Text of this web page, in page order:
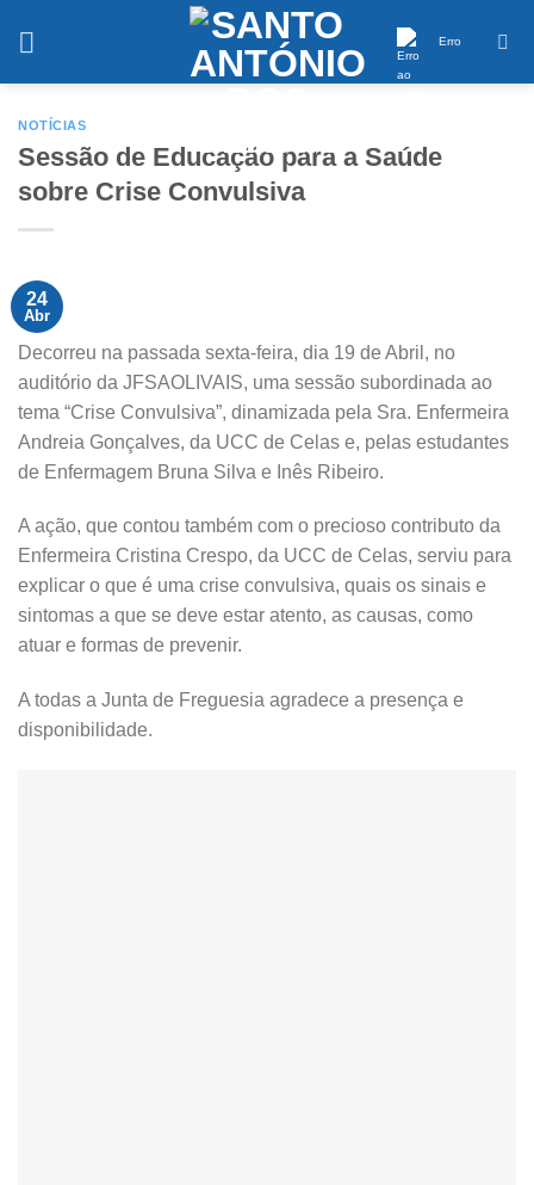
Erro
NOTÍCIAS
Sessão de Educação para a Saúde
sobre Crise Convulsiva
24
Abr
Decorreu na passada sexta-feira, dia 19 de Abril, no
auditório da JFSAOLIVAIS, uma sessão subordinada ao
tema “Crise Convulsiva”, dinamizada pela Sra. Enfermeira
Andreia Gonçalves, da UCC de Celas e, pelas estudantes
de Enfermagem Bruna Silva e Inês Ribeiro.
A ação, que contou também com o precioso contributo da
Enfermeira Cristina Crespo, da UCC de Celas, serviu para
explicar o que é uma crise convulsiva, quais os sinais e
sintomas a que se deve estar atento, as causas, como
atuar e formas de prevenir.
A todas a Junta de Freguesia agradece a presença e
disponibilidade.